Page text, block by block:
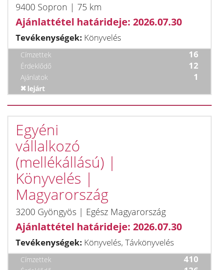
9400 Sopron | 75 km
Ajánlattétel határideje: 2026.07.30
Tevékenységek: Könyvelés
Címzettek 16
Érdeklődő 12
Ajánlatok 1
lejárt
Egyéni
vállalkozó
(mellékállású) |
Könyvelés |
Magyarország
3200 Gyöngyös | Egész Magyarország
Ajánlattétel határideje: 2026.07.30
Tevékenységek: Könyvelés, Távkönyvelés
Címzettek 410